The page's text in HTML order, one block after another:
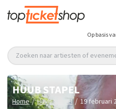
Op basis
Zoeken naar artiesten of
HUUB STAPEL
Home / Huub Stapel / 19 februari